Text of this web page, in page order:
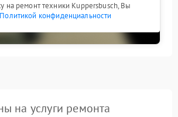
на ремонт техники Kuppersbusch, Вы
Политикой конфиденциальности
на услуги ремонта